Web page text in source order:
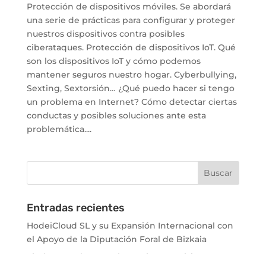
Protección de dispositivos móviles. Se abordará
una serie de prácticas para configurar y proteger
nuestros dispositivos contra posibles
ciberataques. Protección de dispositivos IoT. Qué
son los dispositivos IoT y cómo podemos
mantener seguros nuestro hogar. Cyberbullying,
Sexting, Sextorsión… ¿Qué puedo hacer si tengo
un problema en Internet? Cómo detectar ciertas
conductas y posibles soluciones ante esta
problemática....
Entradas recientes
HodeiCloud SL y su Expansión Internacional con
el Apoyo de la Diputación Foral de Bizkaia